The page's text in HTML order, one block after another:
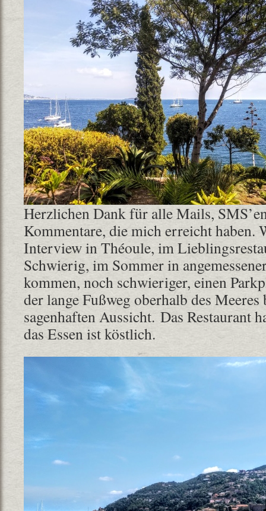
Herzlichen Dank für alle Mails,
Kommentare, die mich erreicht haben.
Interview in Théoule, im
Schwierig, im Sommer in
kommen, noch schwieriger, einen
der lange Fußweg oberhalb des
sagenhaften Aussicht. Das Restaurant
das Essen ist köstlich.